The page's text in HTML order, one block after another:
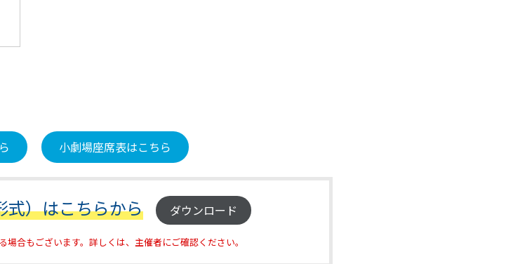
小劇場座席表はこちら
式）はこちらから ダウンロード
合もございます。詳しくは、主催者にご確認ください。